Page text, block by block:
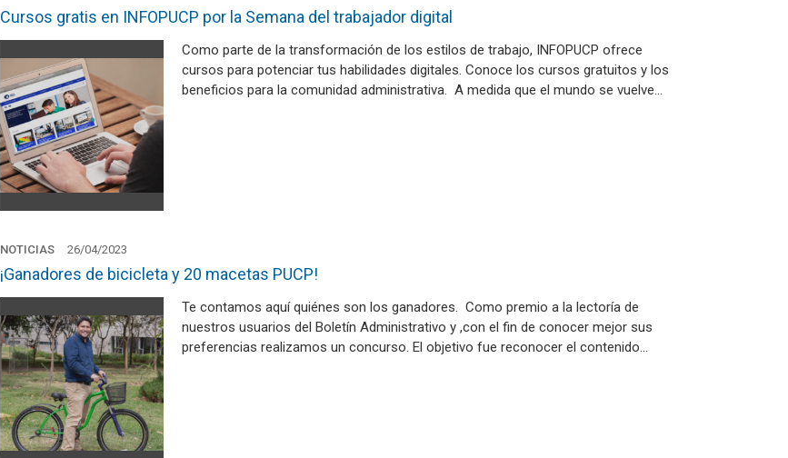
Cursos gratis en INFOPUCP por la Semana del trabajador digital
Como parte de la transformación de los estilos de trabajo, INFOPUCP ofrece
cursos para potenciar tus habilidades digitales. Conoce los cursos gratuitos y los
beneficios para la comunidad administrativa. A medida que el mundo se vuelve…
NOTICIAS 26/04/2023
¡Ganadores de bicicleta y 20 macetas PUCP!
Te contamos aquí quiénes son los ganadores. Como premio a la lectoría de
nuestros usuarios del Boletín Administrativo y ,con el fin de conocer mejor sus
preferencias realizamos un concurso. El objetivo fue reconocer el contenido…